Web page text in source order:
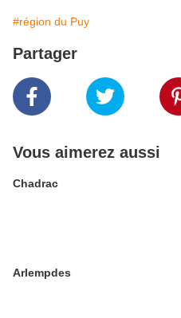
#région du Puy
Partager
Vous aimerez aussi
Chadrac
Arlempdes